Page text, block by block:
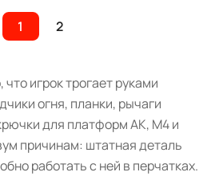
1 2
игрок трогает руками
огня, планки, рычаги
для платформ АК, M4 и
причинам: штатная деталь
работать с ней в перчатках.